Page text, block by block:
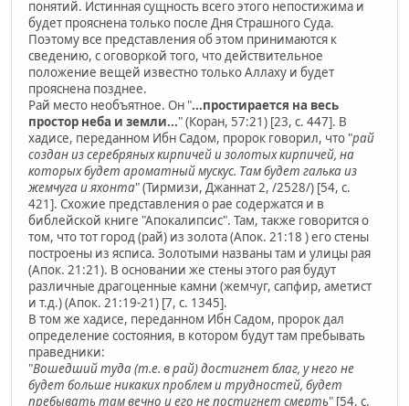
понятий. Истинная сущность всего этого непостижима и
будет прояснена только после Дня Страшного Суда.
Поэтому все представления об этом принимаются к
сведению, с оговоркой того, что действительное
положение вещей известно только Аллаху и будет
прояснена позднее.
Рай место необъятное. Он "...простирается на весь
простор неба и земли..." (Коран, 57:21) [23, c. 447]. В
хадисе, переданном Ибн Садом, пророк говорил, что "рай
создан из серебряных кирпичей и золотых кирпичей, на
которых будет ароматный мускус. Там будет галька из
жемчуга и яхонта" (Тирмизи, Джаннат 2, /2528/) [54, с.
421]. Схожие представления о рае содержатся и в
библейской книге "Апокалипсис". Там, также говорится о
том, что тот город (рай) из золота (Апок. 21:18 ) его стены
построены из ясписа. Золотыми названы там и улицы рая
(Апок. 21:21). В основании же стены этого рая будут
различные драгоценные камни (жемчуг, сапфир, аметист
и т.д.) (Апок. 21:19-21) [7, c. 1345].
В том же хадисе, переданном Ибн Садом, пророк дал
определение состояния, в котором будут там пребывать
праведники:
"Вошедший туда (т.е. в рай) достигнет благ, у него не
будет больше никаких проблем и трудностей, будет
пребывать там вечно и его не постигнет смерть" [54, c.